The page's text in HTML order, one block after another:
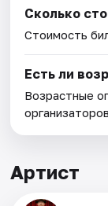
Сколько
Стоимость
Есть ли
Возрастные
Артист